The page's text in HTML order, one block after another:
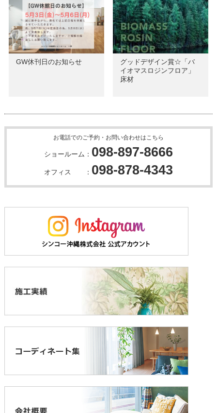
GW休刊日のお知らせ
グッドデザイン賞☆「バ
イオマスロジンフロア」
床材
お電話でのご予約・お問い合わせはこちら
ショールーム： 098-897-8666
オフィス ： 098-878-4343